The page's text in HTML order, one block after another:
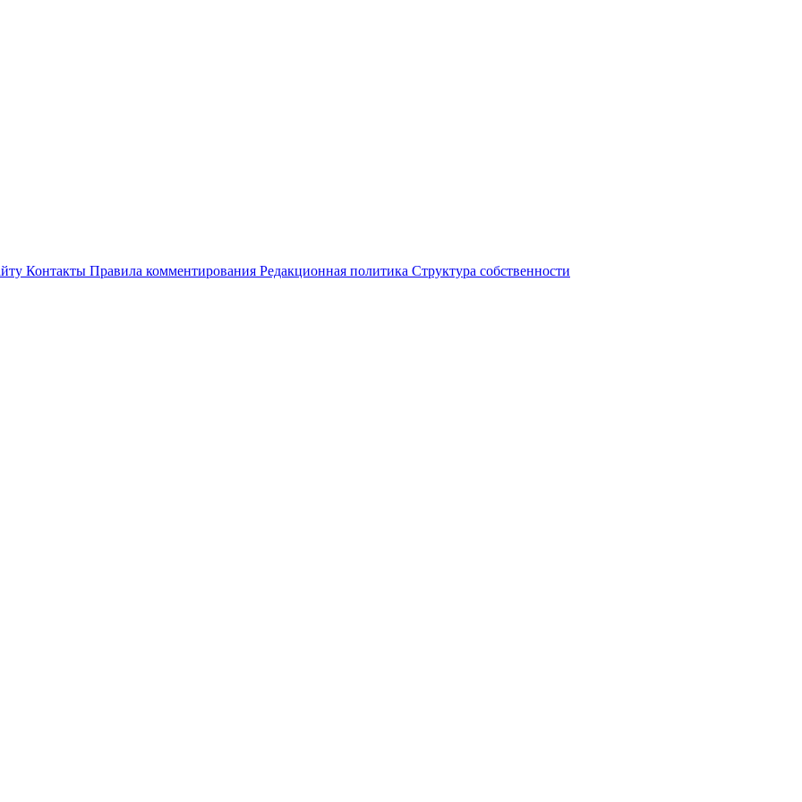
Контакты Правила комментирования Редакционная политика Структура собственности